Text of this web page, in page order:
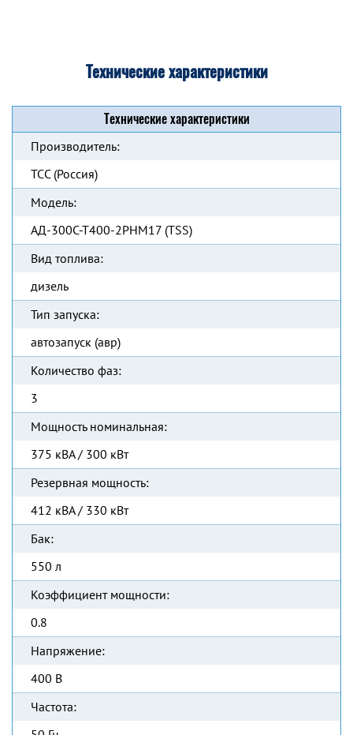
Технические характеристики
Технические характеристики
Производитель:
ТСС (Россия)
Модель:
АД-300С-Т400-2РНМ17 (TSS)
Вид топлива:
дизель
Тип запуска:
автозапуск (авр)
Количество фаз:
3
Мощность номинальная:
375 кВА / 300 кВт
Резервная мощность:
412 кВА / 330 кВт
Бак:
550 л
Коэффициент мощности:
0.8
Напряжение:
400 В
Частота: